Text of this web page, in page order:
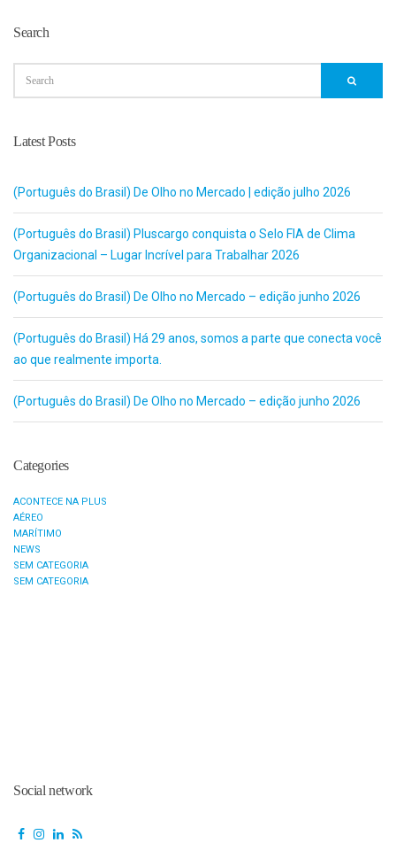
Search
Latest Posts
(Português do Brasil) De Olho no Mercado | edição julho 2026
(Português do Brasil) Pluscargo conquista o Selo FIA de Clima
Organizacional – Lugar Incrível para Trabalhar 2026
(Português do Brasil) De Olho no Mercado – edição junho 2026
(Português do Brasil) Há 29 anos, somos a parte que conecta você
ao que realmente importa.
(Português do Brasil) De Olho no Mercado – edição junho 2026
Categories
ACONTECE NA PLUS
AÉREO
MARÍTIMO
NEWS
SEM CATEGORIA
SEM CATEGORIA
Social network